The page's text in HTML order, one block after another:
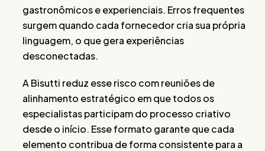
gastronômicos e experienciais. Erros frequentes
surgem quando cada fornecedor cria sua própria
linguagem, o que gera experiências
desconectadas.
A Bisutti reduz esse risco com reuniões de
alinhamento estratégico em que todos os
especialistas participam do processo criativo
desde o início. Esse formato garante que cada
elemento contribua de forma consistente para a